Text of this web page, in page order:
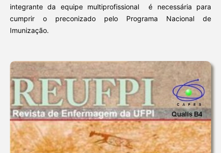
integrante da equipe multiprofissional é necessária para
cumprir o preconizado pelo Programa Nacional de
Imunização.